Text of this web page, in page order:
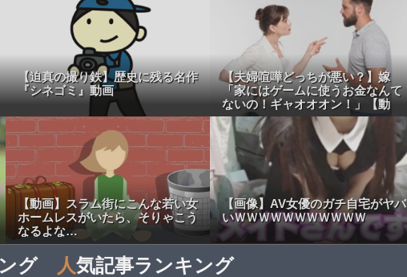
【迫真の撮り鉄】歴史に残る名作
『シネゴミ』動画
【夫婦喧嘩どっちが悪い？】嫁
「家にはゲームに使うお金なんて
ないの！ギャオオオン！」【動
画】
【動画】スラム街にこんな若い女
ホームレスがいたら、そりゃこう
なるよな…
【画像】AV女優のガチ自宅がヤバ
いＷＷＷＷＷＷＷＷＷＷＷ
グ 人気記事ランキング